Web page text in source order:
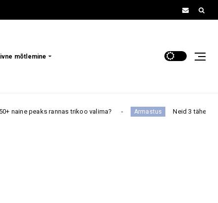
mõtlemine
rannas trikoo valima? Armastus Neid 3 tähemärki ootab